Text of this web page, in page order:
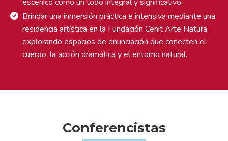
Brindar una inmersión práctica e intensiva mediante una
residencia artística en la Fundación Cenit Arte Natura,
explorando espacios de enunciación que conecten el
cuerpo, la acción dramática y el entorno natural.
Conferencistas